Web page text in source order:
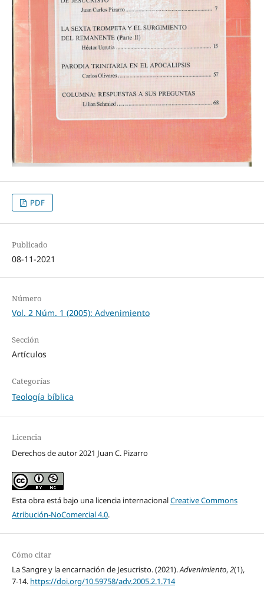
PDF
Publicado
08-11-2021
Número
Vol. 2 Núm. 1 (2005): Advenimiento
Sección
Artículos
Categorías
Teología bíblica
Licencia
Derechos de autor 2021 Juan C. Pizarro
Esta obra está bajo una licencia internacionalCreative Commons
Atribución-NoComercial 4.0.
Cómo citar
La Sangre y la encarnación de Jesucristo. (2021).Advenimiento,2(1),
7-14. https://doi.org/10.59758/adv.2005.2.1.714